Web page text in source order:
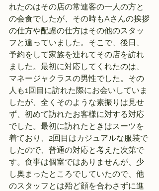
れたのはその店の常連客の一人の方と
の会食でしたが、その時もAさんの挨拶
の仕方や配慮の仕方はその他のスタッ
フと違っていました。そこで、後日、
予約をして家族を連れてその店を訪れ
ました。最初に対応してくれたのは、
マネージャクラスの男性でした。その
人も1回目に訪れた際にお会いしていま
したが、全くそのような素振りは見せ
ず、初めて訪れたお客様に対する対応
でした。最初に訪れたときはスーツを
着ており、2回目はカジュアルな服装で
したので、普通の対応と考えた次第で
す。食事は個室ではありませんが、少
し奥まったところでしていたので、他
のスタッフとは殆ど顔を合わさずに進